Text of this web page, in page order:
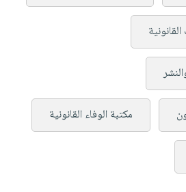
مكتبة الوفاء القانونية